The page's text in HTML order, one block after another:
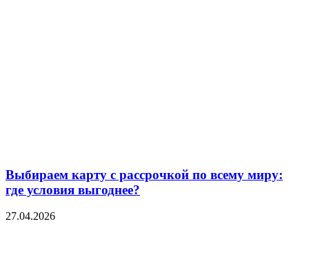
Выбираем карту с рассрочкой по всему миру:
где условия выгоднее?
27.04.2026